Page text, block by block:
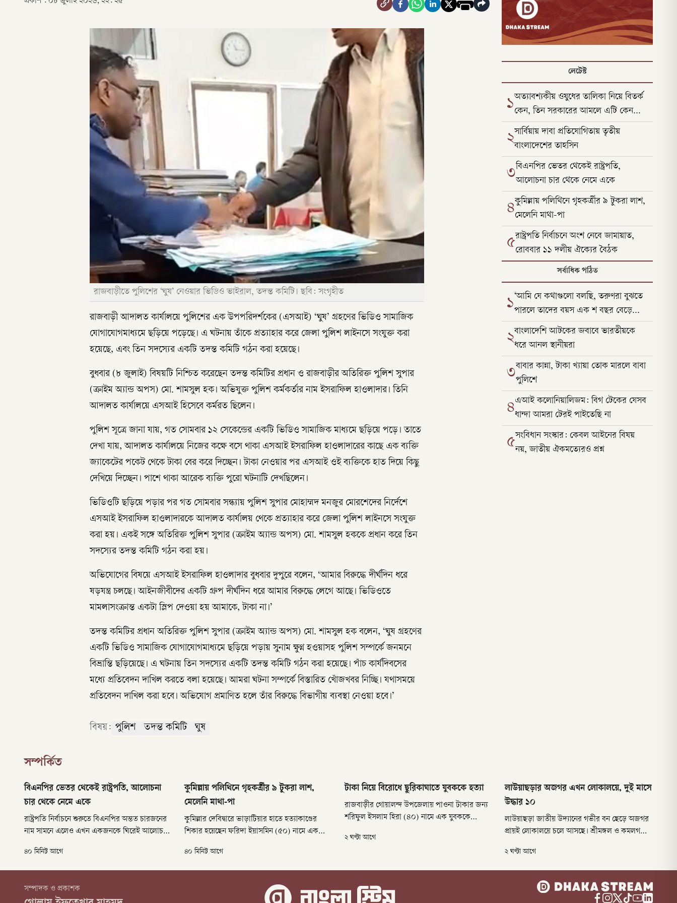
রাজবাড়ীতে পুলিশের ‘ঘুষ’ নেওয়ার ভিডিও ভাইরাল, তদন্ত কমিটি। ছবি: সংগৃহীত
রাজবাড়ী আদালত কার্যালয়ে পুলিশের এক উপপরিদর্শকের (এসআই) ‘ঘুষ’ গ্রহণের ভিডিও সামাজিক
যোগাযোগমাধ্যমে ছড়িয়ে পড়েছে। এ ঘটনায় তাঁকে প্রত্যাহার করে জেলা পুলিশ লাইনসে সংযুক্ত করা
হয়েছে, এবং তিন সদস্যের একটি তদন্ত কমিটি গঠন করা হয়েছে।
বুধবার (৮ জুলাই) বিষয়টি নিশ্চিত করেছেন তদন্ত কমিটির প্রধান ও রাজবাড়ীর অতিরিক্ত পুলিশ সুপার
(ক্রাইম অ্যান্ড অপস) মো. শামসুল হক। অভিযুক্ত পুলিশ কর্মকর্তার নাম ইসরাফিল হাওলাদার। তিনি
আদালত কার্যালয়ে এসআই হিসেবে কর্মরত ছিলেন।
পুলিশ সূত্রে জানা যায়, গত সোমবার ১২ সেকেন্ডের একটি ভিডিও সামাজিক মাধ্যমে ছড়িয়ে পড়ে। তাতে
দেখা যায়, আদালত কার্যালয়ে নিজের কক্ষে বসে থাকা এসআই ইসরাফিল হাওলাদারের কাছে এক ব্যক্তি
জ্যাকেটের পকেট থেকে টাকা বের করে দিচ্ছেন। টাকা নেওয়ার পর এসআই ওই ব্যক্তিকে হাত দিয়ে কিছু
দেখিয়ে দিচ্ছেন। পাশে থাকা আরেক ব্যক্তি পুরো ঘটনাটি দেখছিলেন।
ভিডিওটি ছড়িয়ে পড়ার পর গত সোমবার সন্ধ্যায় পুলিশ সুপার মোহাম্মদ মনজুর মোরশেদের নির্দেশে
এসআই ইসরাফিল হাওলাদারকে আদালত কার্যালয় থেকে প্রত্যাহার করে জেলা পুলিশ লাইনসে সংযুক্ত
করা হয়। একই সঙ্গে অতিরিক্ত পুলিশ সুপার (ক্রাইম অ্যান্ড অপস) মো. শামসুল হককে প্রধান করে তিন
সদস্যের তদন্ত কমিটি গঠন করা হয়।
অভিযোগের বিষয়ে এসআই ইসরাফিল হাওলাদার বুধবার দুপুরে বলেন, ‘আমার বিরুদ্ধে দীর্ঘদিন ধরে
ষড়যন্ত্র চলছে। আইনজীবীদের একটি গ্রুপ দীর্ঘদিন ধরে আমার বিরুদ্ধে লেগে আছে। ভিডিওতে
মামলাসংক্রান্ত একটা স্লিপ দেওয়া হয় আমাকে, টাকা না।’
তদন্ত কমিটির প্রধান অতিরিক্ত পুলিশ সুপার (ক্রাইম অ্যান্ড অপস) মো. শামসুল হক বলেন, ‘ঘুষ গ্রহণের
একটি ভিডিও সামাজিক যোগাযোগমাধ্যমে ছড়িয়ে পড়ায় সুনাম ক্ষুণ্ন হওয়াসহ পুলিশ সম্পর্কে জনমনে
বিভ্রান্তি ছড়িয়েছে। এ ঘটনায় তিন সদস্যের একটি তদন্ত কমিটি গঠন করা হয়েছে। পাঁচ কার্যদিবসের
মধ্যে প্রতিবেদন দাখিল করতে বলা হয়েছে। আমরা ঘটনা সম্পর্কে বিস্তারিত খোঁজখবর নিচ্ছি। যথাসময়ে
প্রতিবেদন দাখিল করা হবে। অভিযোগ প্রমাণিত হলে তাঁর বিরুদ্ধে বিভাগীয় ব্যবস্থা নেওয়া হবে।’
বিষয়: পুলিশ তদন্ত কমিটি ঘুষ
লেটেস্ট
১অত্যাবশ্যকীয় ওষুধের তালিকা নিয়ে বিতর্ক
কেন, তিন সরকারের আমলে এটি কেন
পাল্টেছে
২সার্বিয়ায় দাবা প্রতিযোগিতায় তৃতীয়
বাংলাদেশের তাহসিন
৩বিএনপির ভেতর থেকেই রাষ্ট্রপতি,
আলোচনা চার থেকে নেমে একে
৪কুমিল্লায় পলিথিনে গৃহকর্ত্রীর ৯ টুকরা লাশ,
মেলেনি মাথা-পা
৫রাষ্ট্রপতি নির্বাচনে অংশ নেবে জামায়াত,
রোববার ১১ দলীয় ঐক্যের বৈঠক
সর্বাধিক পঠিত
১‘আমি যে কথাগুলো বলছি, তরুণরা বুঝতে
পারলে তাদের বয়স এক শ বছর বেড়ে
যাবে’
২বাংলাদেশি আটকের জবাবে ভারতীয়কে
ধরে আনল স্থানীয়রা
৩বাবার কান্না, টাকা খ্যায়া তোক মারলে বাবা
পুলিশে
৪এআই কলোনিয়ালিজম: বিগ টেকের যেসব
ধান্দা আমরা টেরই পাইতেছি না
৫সংবিধান সংস্কার: কেবল আইনের বিষয়
নয়, জাতীয় ঐকমত্যেরও প্রশ্ন
সম্পর্কিত
বিএনপির ভেতর থেকেই রাষ্ট্রপতি, আলোচনা
চার থেকে নেমে একে
রাষ্ট্রপতি নির্বাচনে শুরুতে বিএনপির অন্তত চারজনের
নাম সামনে এলেও এখন একজনকে ঘিরেই আলোচনা।
নেওয়ার ঘোষণা দিয়েছে। এতে জমে উঠেছে নির্বাচন।
৪০ মিনিট আগে
কুমিল্লায় পলিথিনে গৃহকর্ত্রীর ৯ টুকরা লাশ,
মেলেনি মাথা-পা
কুমিল্লার দেবিদ্বারে ভাড়াটিয়ার হাতে হত্যাকাণ্ডের
শিকার হয়েছেন ফরিদা ইয়াসমিন (৫০) নামে এক
পলিথিনে মুড়িয়ে বাড়ির পেছনে ফেলে রাখা হয়।
৪০ মিনিট আগে
টাকা নিয়ে বিরোধে ছুরিকাঘাতে যুবককে হত্যা
রাজবাড়ীর গোয়ালন্দ উপজেলায় পাওনা টাকার জন্য
শরিফুল ইসলাম হিরা (৪০) নামে এক যুবককে
গোয়ালন্দ বাজারের তোরাই মোড় এলাকায় এ ঘটনা
২ ঘণ্টা আগে
লাউয়াছড়ার অজগর এখন লোকালয়ে, দুই মাসে
উদ্ধার ১০
লাউয়াছড়া জাতীয় উদ্যানের গভীর বন ছেড়ে অজগর
প্রায়ই লোকালয়ে চলে আসছে। শ্রীমঙ্গল ও কমলগঞ্জের
বাড়ির আঙিনা, হাঁস-মুরগির খামার, বাঁশঝাড়, চা-
এতে স্থানীয় মানুষের মধ্যে আতঙ্ক বাড়ছে।
২ ঘণ্টা আগে
সম্পাদক ও প্রকাশক